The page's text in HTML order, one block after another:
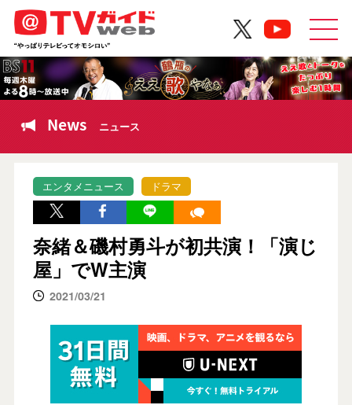
News ニュース
エンタメニュース ドラマ
奈緒＆磯村勇斗が初共演！「演じ
屋」でW主演
2021/03/21